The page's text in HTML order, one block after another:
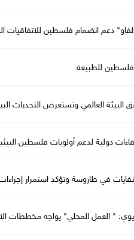
دعم انضمام فلسطين للاتفاقيات
فلسطين للطبيعة
العالمي وتستعرض التحديات
دولية لدعم أولويات فلسطين
في طاروسة وتؤكد استمرار إجراءات
" العمل المحلي" يواجه مخططات